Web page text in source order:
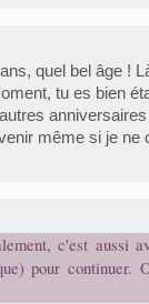
quel bel âge !
tu es bien
même si je
c'est aussi
pour continuer.